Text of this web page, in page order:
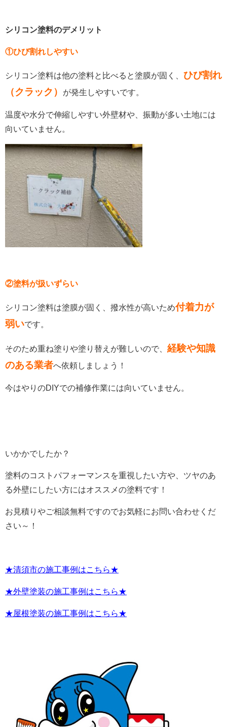
シリコン塗料のデメリット
①ひび割れしやすい
シリコン塗料は他の塗料と比べると塗膜が固く、 ひび割れ
（クラック）
が発生しやすいです。
温度や水分で伸縮しやすい外壁材や、振動が多い土地には
向いていません。
②塗料が扱いずらい
シリコン塗料は塗膜が固く、撥水性が高いため付着力が
弱いです。
そのため重ね塗りや塗り替えが難しいので、 経験や知識
のある業者へ依頼しましょう！
今はやりのDIYでの補修作業には向いていません。
いかかでしたか？
塗料のコストパフォーマンスを重視したい方や、ツヤのあ
る外壁にしたい方にはオススメの塗料です！
お見積りやご相談無料ですのでお気軽にお問い合わせくだ
さい～！
★清須市の施工事例はこちら★
★外壁塗装の施工事例はこちら★
★屋根塗装の施工事例はこちら★